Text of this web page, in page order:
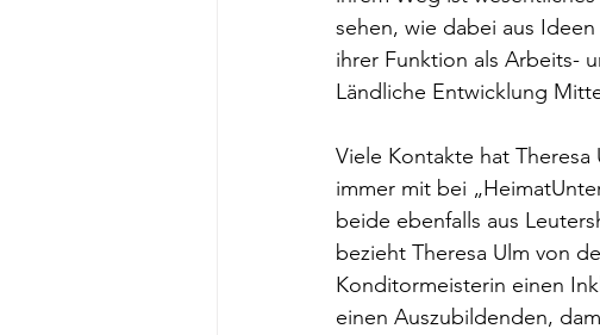
sehen, wie dabei aus
ihrer Funktion als Arbeits-
Ländliche Entwicklung
Viele Kontakte hat
immer mit bei
beide ebenfalls aus
bezieht Theresa Ulm von
Konditormeisterin einen
einen Auszubildenden,